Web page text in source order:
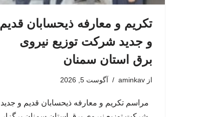
تکریم و معارفه ذیحسابان قدیم
و جدید شرکت توزیع نیروی
برق استان سمنان
از aminkav آگوست 5, 2026
مراسم تکریم و معارفه ذیحسابان قدیم و جدید